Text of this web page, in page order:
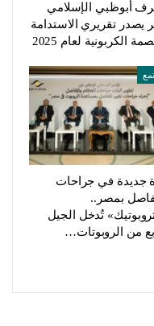
أبوظبي الإسلامي
يصدر تقريري الاستدامة
الكربونية لعام 2025
جديدة في جراحات
بمصر..
تُدخل الجيل
من الروبوتات…